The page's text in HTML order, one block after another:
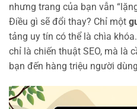
nhưng trang của bạn vẫn
Điều gì sẽ đổi thay? Chỉ một
tảng uy tín có thể là chìa khóa.
chỉ là chiến thuật SEO, mà là
bạn đến hàng triệu người